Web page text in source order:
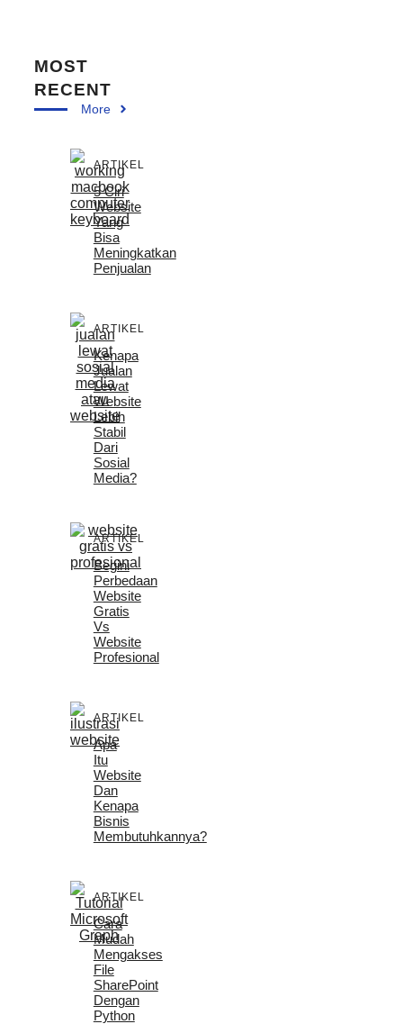
MOST
RECENT
More
ARTIKEL
5 Ciri
Website
Yang
Bisa
Meningkatkan
Penjualan
ARTIKEL
Kenapa
Jualan
Lewat
Website
Lebih
Stabil
Dari
Sosial
Media?
ARTIKEL
Begini
Perbedaan
Website
Gratis
Vs
Website
Profesional
ARTIKEL
Apa
Itu
Website
Dan
Kenapa
Bisnis
Membutuhkannya?
ARTIKEL
Cara
Mudah
Mengakses
File
SharePoint
Dengan
Python